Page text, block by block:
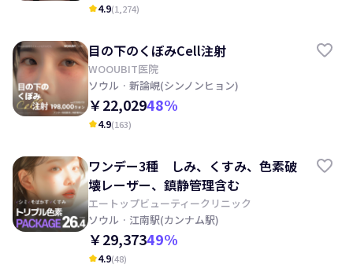
kid_star4.9(1,274)
目の下のくぼみCell注射
WOOUBIT医院
ソウル · 新論峴(シンノンヒョン)
￥22,02948%
kid_star4.9(163)
ワンデー3種 しみ、くすみ、色素破
壊レーザー、鎮静管理含む
エートップビューティークリニック
ソウル · 江南駅(カンナム駅)
￥29,37349%
kid_star4.9(48)